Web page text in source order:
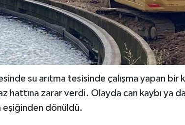
su arıtma tesisinde çalışma yapan
hattına zarar verdi. Olayda can kaybı ya
eşiğinden dönüldü.